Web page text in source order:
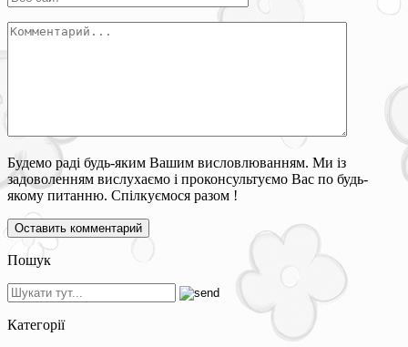
Будемо раді будь-яким Вашим висловлюванням. Ми із
задоволенням вислухаємо і проконсультуємо Вас по будь-
якому питанню. Спілкуємося разом !
Пошук
Категорії